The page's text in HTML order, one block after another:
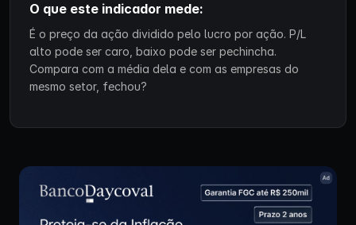
O que este indicador mede:
É o preço da ação dividido pelo lucro por ação. P/L
alto pode ser caro, baixo pode ser pechincha.
Compara com a média dela e com as empresas do
mesmo setor, fechou?